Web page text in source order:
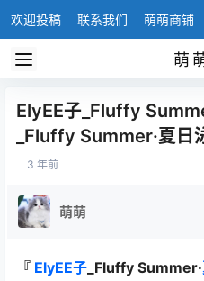
欢迎投稿 联系我们 萌萌商铺
萌
ElyEE子_Fluffy
_Fluffy Summer·夏
3 年前
萌萌
『 ElyEE子 _Fluffy Summer·